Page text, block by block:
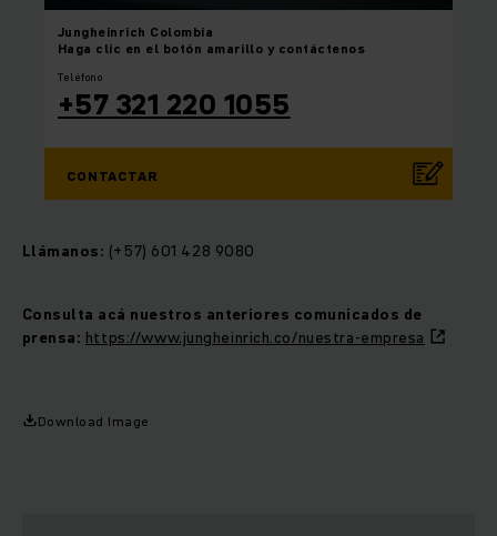
Jungheinrich Colombia
Haga clic en el botón amarillo y contáctenos
Teléfono
+57 321 220 1055
CONTACTAR
Llámanos: (+57) 601 428 9080
Consulta acá nuestros anteriores comunicados de
prensa: https://www.jungheinrich.co/nuestra-empresa
Download Image